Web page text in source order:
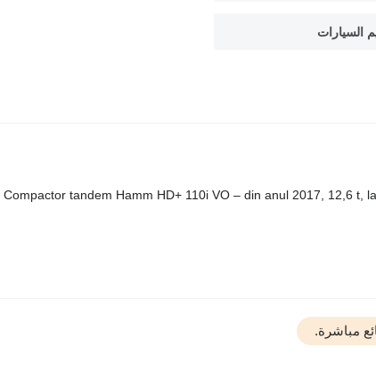
السيارات
Compactor tandem Hamm HD+ 110i VO – din anul 2017, 12,6 t,
مباشرة.